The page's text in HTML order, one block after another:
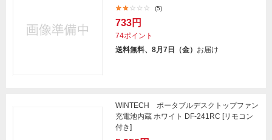
(5)
733円
74ポイント
送料無料、8月7日（金） お届け
WINTECH ポータブルデスクトップファン
充電池内蔵 ホワイト DF-241RC [リモコン
付き]